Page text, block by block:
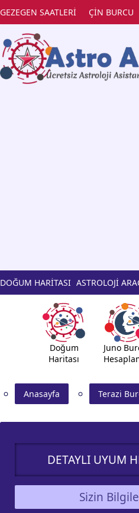
GEZEGEN SAATLERİ ÇİN BURCU
DOĞUM HARİTASI ASTROLOJİ
Doğum
Haritası
Juno
Anasayfa Terazi
DETAYLI UYUM
Sizin